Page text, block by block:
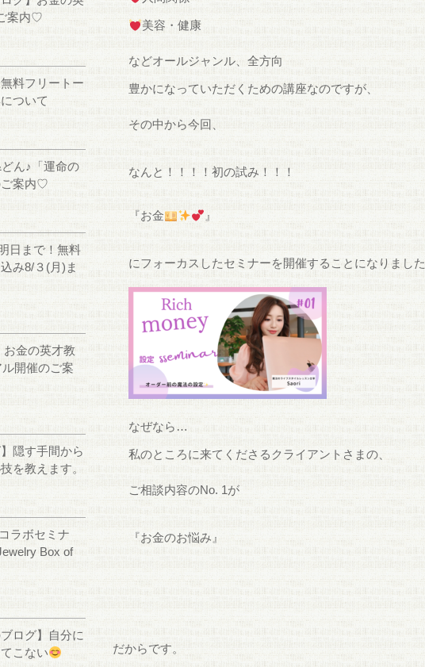
美容・健康
などオールジャンル、全方向
豊かになっていただくための講座なのですが、
その中から今回、
なんと！！！！初の試み！！！
『お金 』
にフォーカスしたセミナーを開催することになりました
なぜなら…
私のところに来てくださるクライアントさまの、
ご相談内容のNo. 1が
『お金のお悩み』
だからです。
案内♡
料フリートー
ついて
ん♪「運命の
ご案内♡
日まで！無料
み8/３(月)ま
お金の英才教
開催のご案
隠す手間から
を教えます。
ラボセミナ
Box of
ログ】自分に
こない